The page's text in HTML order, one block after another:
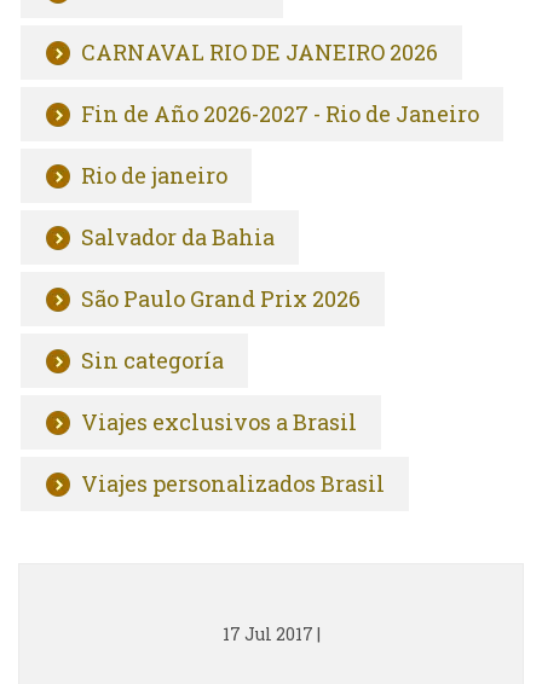
CARNAVAL RIO DE JANEIRO 2026
Fin de Año 2026-2027 - Rio de Janeiro
Rio de janeiro
Salvador da Bahia
São Paulo Grand Prix 2026
Sin categoría
Viajes exclusivos a Brasil
Viajes personalizados Brasil
17 Jul 2017 |